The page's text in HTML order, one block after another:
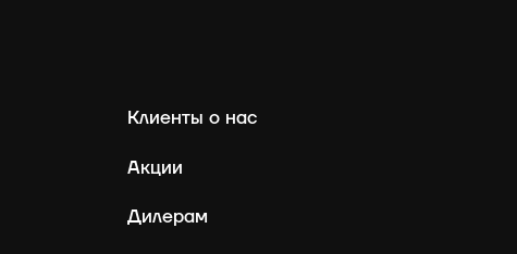
Клиенты о нас
Акции
Дилерам